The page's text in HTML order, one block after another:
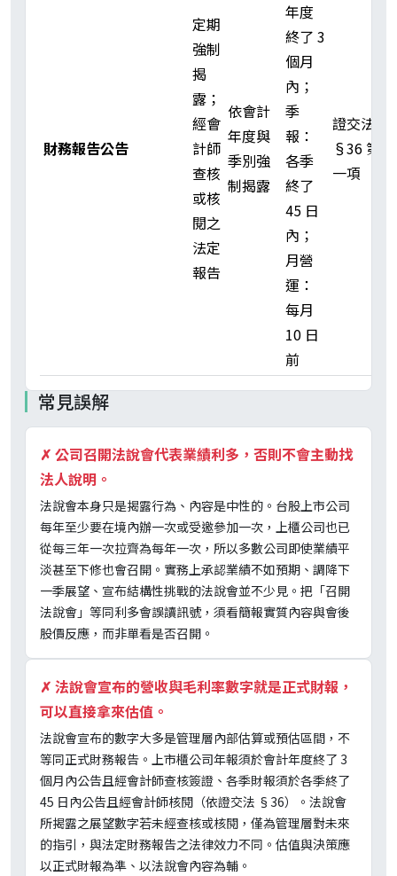
財務報告公告
定期
強制
揭
露；
經會
計師
查核
或核
閱之
法定
報告
依會計
年度與
季別強
制揭露
年度
終了 3
個月
內；
季
報：
各季
終了
45 日
內；
月營
運：
每月
10 日
前
證交法
§36 第
一項
常見誤解
✗ 公司召開法說會代表業績利多，否則不會主動找
法人說明。
法說會本身只是揭露行為、內容是中性的。台股上市公司
每年至少要在境內辦一次或受邀參加一次，上櫃公司也已
從每三年一次拉齊為每年一次，所以多數公司即使業績平
淡甚至下修也會召開。實務上承認業績不如預期、調降下
一季展望、宣布結構性挑戰的法說會並不少見。把「召開
法說會」等同利多會誤讀訊號，須看簡報實質內容與會後
股價反應，而非單看是否召開。
✗ 法說會宣布的營收與毛利率數字就是正式財報，
可以直接拿來估值。
法說會宣布的數字大多是管理層內部估算或預估區間，不
等同正式財務報告。上市櫃公司年報須於會計年度終了 3
個月內公告且經會計師查核簽證、各季財報須於各季終了
45 日內公告且經會計師核閱（依證交法 §36）。法說會
所揭露之展望數字若未經查核或核閱，僅為管理層對未來
的指引，與法定財務報告之法律效力不同。估值與決策應
以正式財報為準、以法說會內容為輔。